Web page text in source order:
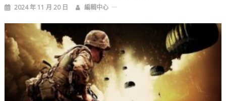
2024 年 11 月 20 日 編輯中心